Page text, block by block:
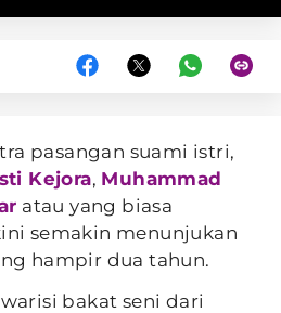
pasangan suami istri,
Kejora, Muhammad
atau yang biasa
semakin menunjukan
hampir dua tahun.
bakat seni dari